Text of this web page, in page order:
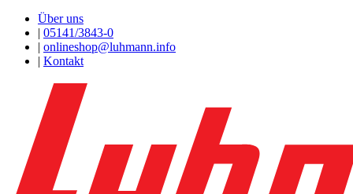
Über uns
| 05141/3843-0
| onlineshop@luhmann.info
| Kontakt